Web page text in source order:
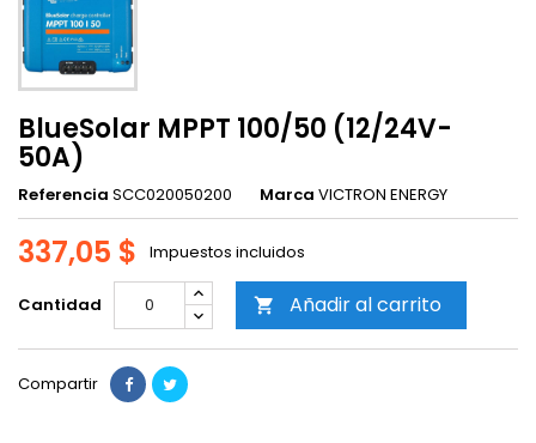
BlueSolar MPPT 100/50 (12/24V-
50A)
Referencia SCC020050200 Marca VICTRON ENERGY
337,05 $ Impuestos incluidos
Cantidad  Añadir al carrito
Compartir